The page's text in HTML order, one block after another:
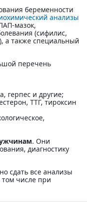
беременности
анализы
мазок,
(сифилис,
а также специальный
перечень
герпес и другие;
ТТГ, тироксин
. Они
диагностику
сдать все анализы
числе при